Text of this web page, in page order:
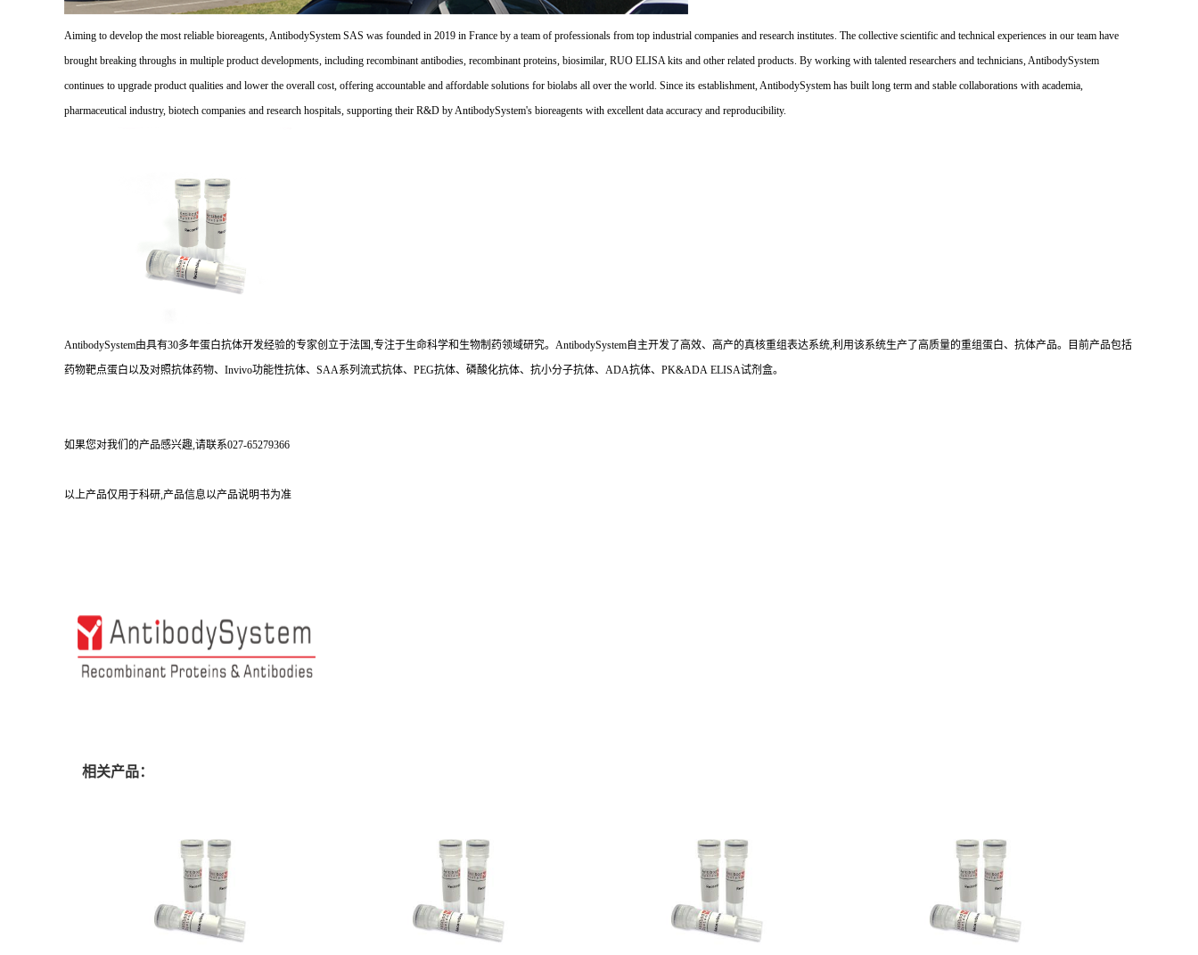
Aiming to develop the most reliable bioreagents, AntibodySystem SAS was founded in 2019 in France by a team of professionals from top industrial companies and research institutes. The collective scientific and technical experiences in our team have
brought breaking throughs in multiple product developments, including recombinant antibodies, recombinant proteins, biosimilar, RUO ELISA kits and other related products. By working with talented researchers and technicians, AntibodySystem
continues to upgrade product qualities and lower the overall cost, offering accountable and affordable solutions for biolabs all over the world. Since its establishment, AntibodySystem has built long term and stable collaborations with academia,
pharmaceutical industry, biotech companies and research hospitals, supporting their R&D by AntibodySystem's bioreagents with excellent data accuracy and reproducibility.
AntibodySystem由具有30多年蛋白抗体开发经验的专家创立于法国,专注于生命科学和生物制药领域研究。AntibodySystem自主开发了高效、高产的真核重组表达系统,利用该系统生产了高质量的重组蛋白、抗体产品。目前产品包括
药物靶点蛋白以及对照抗体药物、Invivo功能性抗体、SAA系列流式抗体、PEG抗体、磷酸化抗体、抗小分子抗体、ADA抗体、PK&ADA ELISA试剂盒。
如果您对我们的产品感兴趣,请联系027-65279366
以上产品仅用于科研,产品信息以产品说明书为准
相关产品：